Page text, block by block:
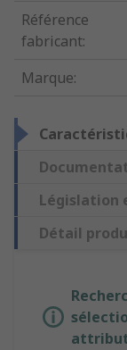
Référence
fabricant:
Marque:
Législation
Détail